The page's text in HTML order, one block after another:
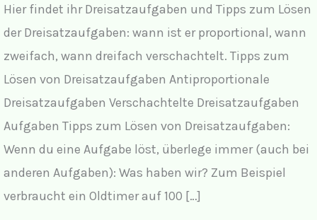
Hier findet ihr Dreisatzaufgaben und Tipps zum Lösen
der Dreisatzaufgaben: wann ist er proportional, wann
zweifach, wann dreifach verschachtelt. Tipps zum
Lösen von Dreisatzaufgaben Antiproportionale
Dreisatzaufgaben Verschachtelte Dreisatzaufgaben
Aufgaben Tipps zum Lösen von Dreisatzaufgaben:
Wenn du eine Aufgabe löst, überlege immer (auch bei
anderen Aufgaben): Was haben wir? Zum Beispiel
verbraucht ein Oldtimer auf 100 […]